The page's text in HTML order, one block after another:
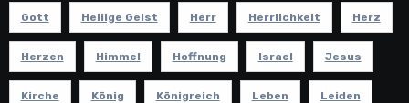
Gott Heilige Geist Herr Herrlichkeit Herz
Herzen Himmel Hoffnung Israel Jesus
Kirche König Königreich Leben Leiden